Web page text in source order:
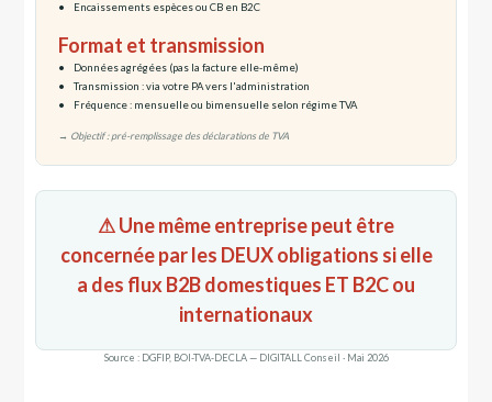
Encaissements espèces ou CB en B2C
Format et transmission
Données agrégées (pas la facture elle-même)
Transmission : via votre PA vers l'administration
Fréquence : mensuelle ou bimensuelle selon régime TVA
→ Objectif : pré-remplissage des déclarations de TVA
⚠ Une même entreprise peut être
concernée par les DEUX obligations si elle
a des flux B2B domestiques ET B2C ou
internationaux
Source : DGFIP, BOI-TVA-DECLA — DIGITALL Conseil · Mai 2026